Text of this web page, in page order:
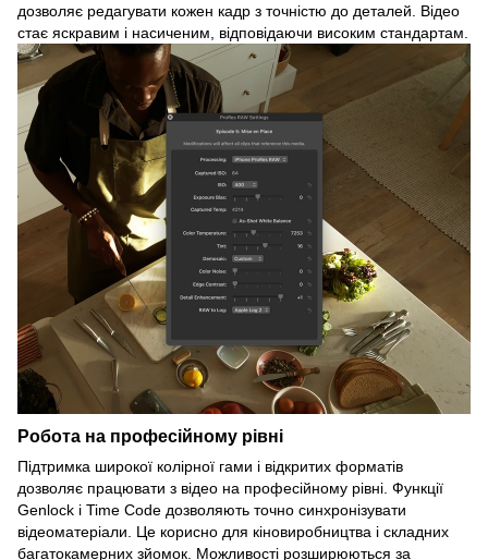
дозволяє редагувати кожен кадр з точністю до деталей. Відео
стає яскравим і насиченим, відповідаючи високим стандартам.
Робота на професійному рівні
Підтримка широкої колірної гами і відкритих форматів
дозволяє працювати з відео на професійному рівні. Функції
Genlock і Time Code дозволяють точно синхронізувати
відеоматеріали. Це корисно для кіновиробництва і складних
багатокамерних зйомок. Можливості розширюються за